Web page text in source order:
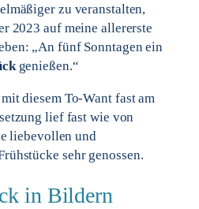
zu veranstalten,
2023 auf meine allererste
„An fünf Sonntagen ein
genießen.“
diesem To-Want fast am
lief fast wie von
liebevollen und
sehr genossen.
in Bildern